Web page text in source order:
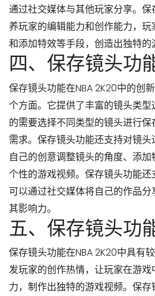
通过社交媒体与其他玩家分享。
养玩家的编辑能力和创作能力，
和添加特效等手段，创造出独特的
四、保存镜头功
保存镜头功能在NBA 2K20中的创
个方面。它提供了丰富的镜头类
的需要选择不同类型的镜头进行
需求。保存镜头功能还支持对镜
自己的创意调整镜头的角度、添
个性的游戏视频。保存镜头功能
可以通过社交媒体将自己的作品
其影响力。
五、保存镜头功
保存镜头功能在NBA 2K20中具有
发玩家的创作热情，让玩家在游
力，制作出独特的游戏视频。保